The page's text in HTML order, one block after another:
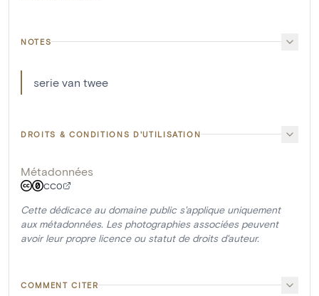
NOTES
serie van twee
DROITS & CONDITIONS D'UTILISATION
Métadonnées
CC0
Cette dédicace au domaine public s'applique uniquement
aux métadonnées. Les photographies associées peuvent
avoir leur propre licence ou statut de droits d'auteur.
COMMENT CITER